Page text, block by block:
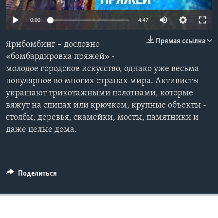
Learning English
СОЦИАЛЬНЫЕ СЕТИ
Языки
0:00 4:47
Прямая ссылка
Ярнбомбинг – дословно
«бомбардировка пряжей» -
молодое городское искусство, однако уже весьма
популярное во многих странах мира. Активисты
украшают трикотажными полотнами, которые
вяжут на спицах или крючком, крупные объекты -
столбы, деревья, скамейки, мосты, памятники и
даже целые дома.
Поделиться